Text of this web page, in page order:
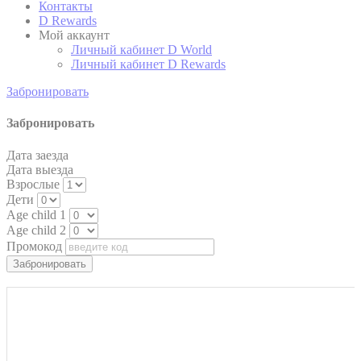
Analytics
Маркетинг и реклама
Маркетинговые файлы cookie будут использоваться в
основном третьими сторонами для создания профиля
привычки в Интернете в маркетинговых целях.
Пользовательские данные рекламы
Дать согласие на отправку пользовательских данных,
связанных с рекламой, в Google.
Контакты
D Rewards
Мой аккаунт
Личный кабинет D World
Личный кабинет D Rewards
Забронировать
Забронировать
Дата заезда
Дата выезда
Взрослые
Дети
Age child 1
Age child 2
Промокод